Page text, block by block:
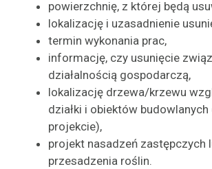
powierzchnię, z której będą
lokalizację i uzasadnienie
termin wykonania prac,
informację, czy usunięcie
działalnością gospodarczą,
lokalizację drzewa/krzewu
działki i obiektów budowlanych
projekcie),
projekt nasadzeń zastępczych
przesadzenia roślin.